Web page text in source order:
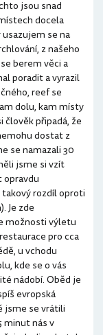
jsou snad
docela
se na
z našeho
berem věci a
poradit a vyrazil
reef se
dolu, kam místy
člověk připadá, že
dostat z
se namazali 30
jsme si vzít
opravdu
rozdíl oproti
Je zde
možnosti výletu
pro cca
u vchodu
kde se o vás
nádobí. Oběd je
evropská
jsme se vrátili
minut nás v